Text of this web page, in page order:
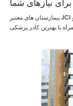
برای نیازهای شما
بیمارستان های معتبر JCI و NABH با امکانات پیشرفته با قیمت های مقرون به